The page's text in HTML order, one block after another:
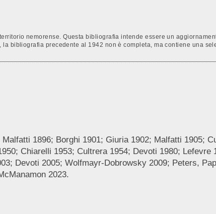
nemorense. Questa bibliografia intende essere un
la bibliografia precedente al 1942 non è completa, ma contiene una
1896; Borghi 1901; Giuria 1902; Malfatti 1905;
Chiarelli 1953; Cultrera 1954; Devoti 1980; Lefevre
Devoti 2005; Wolfmayr-Dobrowsky 2009; Peters,
2023.